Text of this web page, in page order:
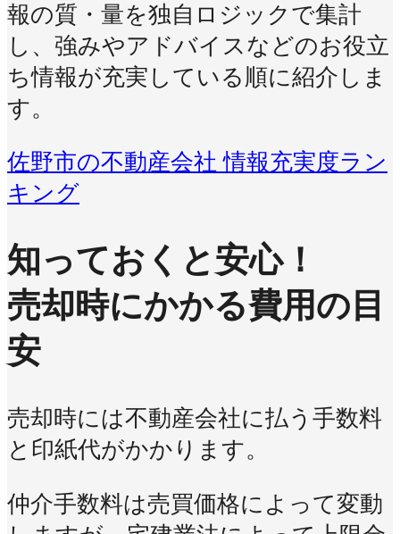
報の質・量を独自ロジックで集計
し、強みやアドバイスなどのお役立
ち情報が充実している順に紹介しま
す。
佐野市の不動産会社 情報充実度ラン
キング
知っておくと安心！
売却時にかかる費用の目
安
売却時には不動産会社に払う手数料
と印紙代がかかります。
仲介手数料は売買価格によって変動